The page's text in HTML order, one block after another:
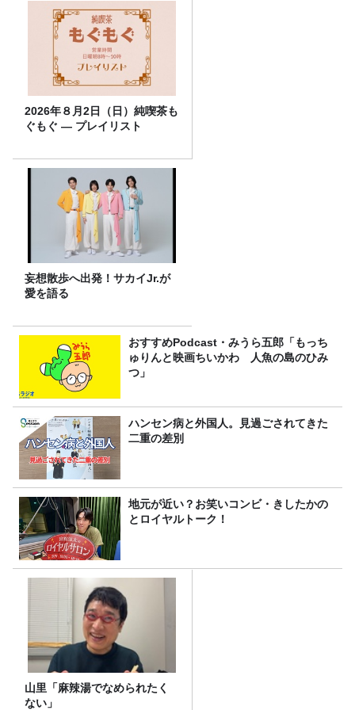
2026年８月2日（日）純喫茶も
ぐもぐ ― プレイリスト
妄想散歩へ出発！サカイJr.が
愛を語る
おすすめPodcast・みうら五郎「もっち
ゅりんと映画ちいかわ 人魚の島のひみ
つ」
ハンセン病と外国人。見過ごされてきた
二重の差別
地元が近い？お笑いコンビ・きしたかの
とロイヤルトーク！
山里「麻辣湯でなめられたく
ない」